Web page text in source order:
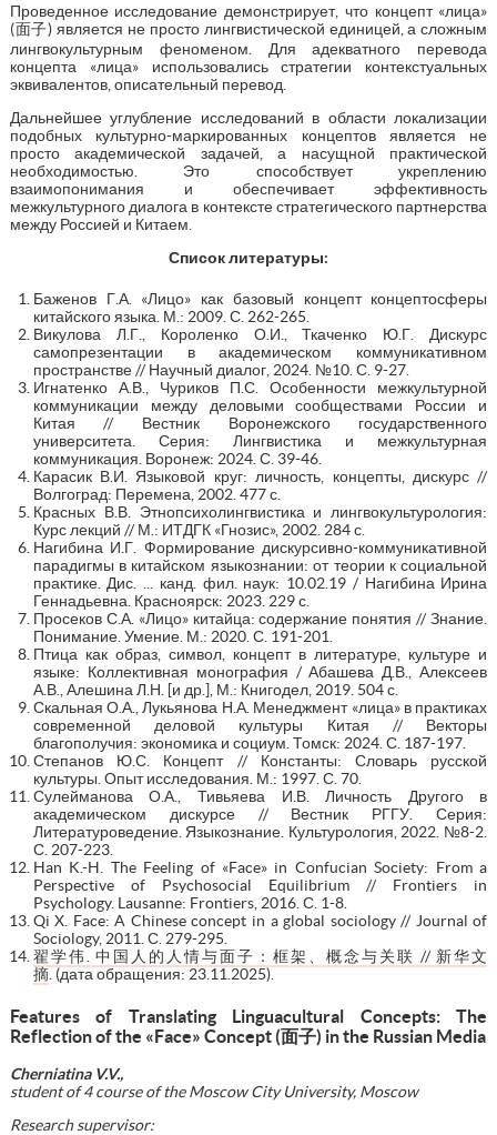
Проведенное исследование демонстрирует, что концепт «лица»
(面子) является не просто лингвистической единицей, а сложным
лингвокультурным феноменом. Для адекватного перевода
концепта «лица» использовались стратегии контекстуальных
эквивалентов, описательный перевод.
Дальнейшее углубление исследований в области локализации
подобных культурно-маркированных концептов является не
просто академической задачей, а насущной практической
необходимостью. Это способствует укреплению
взаимопонимания и обеспечивает эффективность
межкультурного диалога в контексте стратегического партнерства
между Россией и Китаем.
Список литературы:
Баженов Г.А. «Лицо» как базовый концепт концептосферы
китайского языка. М.: 2009. С. 262-265.
Викулова Л.Г., Короленко О.И., Ткаченко Ю.Г. Дискурс
самопрезентации в академическом коммуникативном
пространстве // Научный диалог, 2024. №10. С. 9-27.
Игнатенко А.В., Чуриков П.С. Особенности межкультурной
коммуникации между деловыми сообществами России и
Китая // Вестник Воронежского государственного
университета. Серия: Лингвистика и межкультурная
коммуникация. Воронеж: 2024. С. 39-46.
Карасик В.И. Языковой круг: личность, концепты, дискурс //
Волгоград: Перемена, 2002. 477 с.
Красных В.В. Этнопсихолингвистика и лингвокультурология:
Курс лекций // М.: ИТДГК «Гнозис», 2002. 284 с.
Нагибина И.Г. Формирование дискурсивно-коммуникативной
парадигмы в китайском языкознании: от теории к социальной
практике. Дис. ... канд. фил. наук: 10.02.19 / Нагибина Ирина
Геннадьевна. Красноярск: 2023. 229 с.
Просеков С.А. «Лицо» китайца: содержание понятия // Знание.
Понимание. Умение. М.: 2020. С. 191-201.
Птица как образ, символ, концепт в литературе, культуре и
языке: Коллективная монография / Абашева Д.В., Алексеев
А.В., Алешина Л.Н. [и др.], М.: Книгодел, 2019. 504 с.
Скальная О.А., Лукьянова Н.А. Менеджмент «лица» в практиках
современной деловой культуры Китая // Векторы
благополучия: экономика и социум. Томск: 2024. С. 187-197.
Степанов Ю.С. Концепт // Константы: Словарь русской
культуры. Опыт исследования. М.: 1997. С. 70.
Сулейманова О.А., Тивьяева И.В. Личность Другого в
академическом дискурсе // Вестник РГГУ. Серия:
Литературоведение. Языкознание. Культурология, 2022. №8-2.
С. 207-223.
Han K.-H. The Feeling of «Face» in Confucian Society: From a
Perspective of Psychosocial Equilibrium // Frontiers in
Psychology. Lausanne: Frontiers, 2016. С. 1-8.
Qi X. Face: A Chinese concept in a global sociology // Journal of
Sociology, 2011. С. 279-295.
翟学伟. 中国人的人情与面子：框架、概念与关联 // 新华文
摘. (дата обращения: 23.11.2025).
Features of Translating Linguacultural Concepts: The
Reflection of the «Face» Concept (面子) in the Russian Media
Cherniatina V.V.,
student of 4 course of the Moscow City University, Moscow
Research supervisor: